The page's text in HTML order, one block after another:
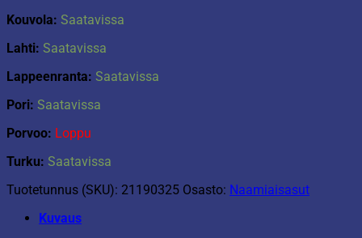
Kouvola: Saatavissa
Lahti: Saatavissa
Lappeenranta: Saatavissa
Pori: Saatavissa
Porvoo: Loppu
Turku: Saatavissa
Tuotetunnus (SKU): 21190325 Osasto: Naamiaisasut
Kuvaus